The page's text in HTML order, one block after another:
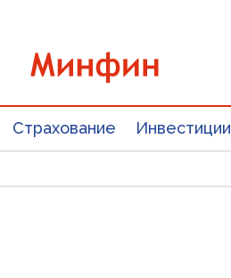
Страхование Инвестиции